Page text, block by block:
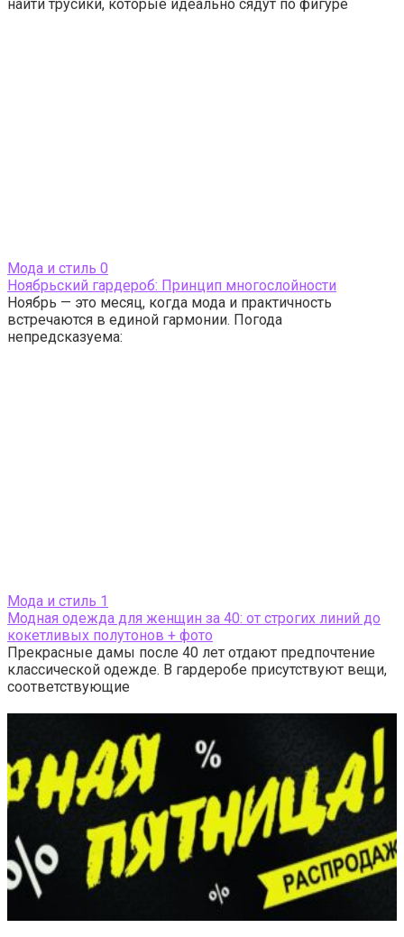
найти трусики, которые идеально сядут по фигуре
Мода и стиль 0
Ноябрьский гардероб: Принцип многослойности
Ноябрь — это месяц, когда мода и практичность
встречаются в единой гармонии. Погода
непредсказуема:
Мода и стиль 1
Модная одежда для женщин за 40: от строгих линий до
кокетливых полутонов + фото
Прекрасные дамы после 40 лет отдают предпочтение
классической одежде. В гардеробе присутствуют вещи,
соответствующие